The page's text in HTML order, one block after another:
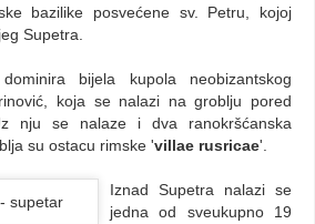
bazilike posvećene sv. Petru, kojoj
Supetra.
bijela kupola neobizantskog
koja se nalazi na groblju pored
nju se nalaze i dva ranokršćanska
su ostacu rimske 'villae rusricae'.
Iznad Supetra nalazi se
jedna od sveukupno 19